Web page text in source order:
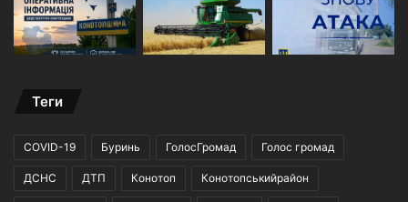
Теги
COVID-19 Буринь ГолосГромад Голос громад
ДСНС ДТП Конотоп Конотопськийрайон